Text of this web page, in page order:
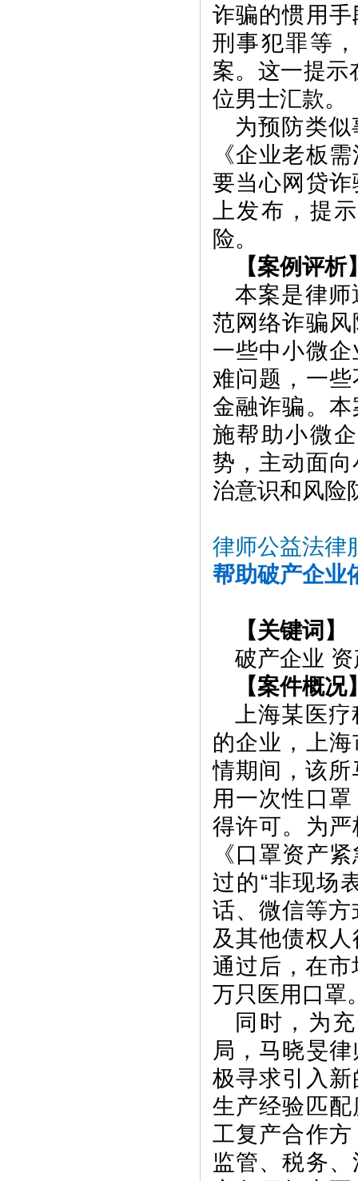
诈骗的惯用
刑事犯罪等
案。这一提示
位男士汇款。
为预防类
《企业老板
要当心网贷
上发布，提
险。
【案例评析
本案是律
范网络诈骗
一些中小微
难问题，一
金融诈骗。
施帮助小微
势，主动面
治意识和风险
律师公益法律
帮助破产企业
【关键词】
破产企业
【案件概况
上海某医
的企业，上
情期间，该
用一次性口
得许可。为
《口罩资产
过的“非现场
话、微信等
及其他债权
通过后，在
万只医用口罩
同时，为
局，马晓旻
极寻求引入
生产经验匹
工复产合作
监管、税务